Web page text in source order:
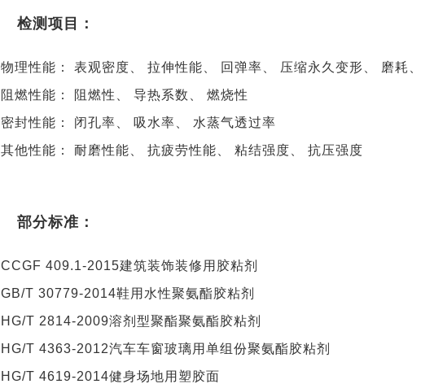
检测项目：
物理性能： 表观密度、 拉伸性能、 回弹率、 压缩永久变形、 磨耗
阻燃性能： 阻燃性、 导热系数、 燃烧性
密封性能： 闭孔率、 吸水率、 水蒸气透过率
其他性能： 耐磨性能、 抗疲劳性能、 粘结强度、 抗压强度
部分标准：
CCGF 409.1-2015建筑装饰装修用胶粘剂
GB/T 30779-2014鞋用水性聚氨酯胶粘剂
HG/T 2814-2009溶剂型聚酯聚氨酯胶粘剂
HG/T 4363-2012汽车车窗玻璃用单组份聚氨酯胶粘剂
HG/T 4619-2014健身场地用塑胶面